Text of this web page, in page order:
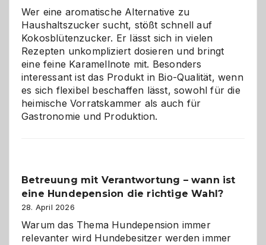
für
Hunde
im
eigenen
Zuhause
Wer eine aromatische Alternative zu
Haushaltszucker sucht, stößt schnell auf
Kokosblütenzucker. Er lässt sich in vielen
Rezepten unkompliziert dosieren und bringt
eine feine Karamellnote mit. Besonders
interessant ist das Produkt in Bio-Qualität, wenn
es sich flexibel beschaffen lässt, sowohl für die
heimische Vorratskammer als auch für
Gastronomie und Produktion.
Betreuung mit Verantwortung – wann ist
eine Hundepension die richtige Wahl?
28. April 2026
Warum das Thema Hundepension immer
relevanter wird Hundebesitzer werden immer